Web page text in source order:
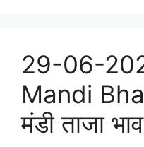
29-06-
Mandi
मंडी ताजा भाव